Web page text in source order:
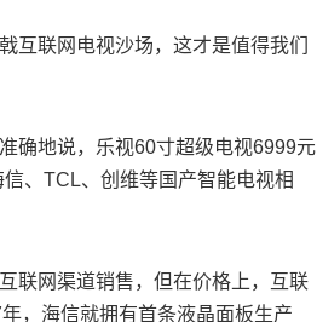
互联网电视沙场，这才是值得我们
确地说，乐视60寸超级电视6999元
、TCL、创维等国产智能电视相
联网渠道销售，但在价格上，互联
，海信就拥有首条液晶面板生产